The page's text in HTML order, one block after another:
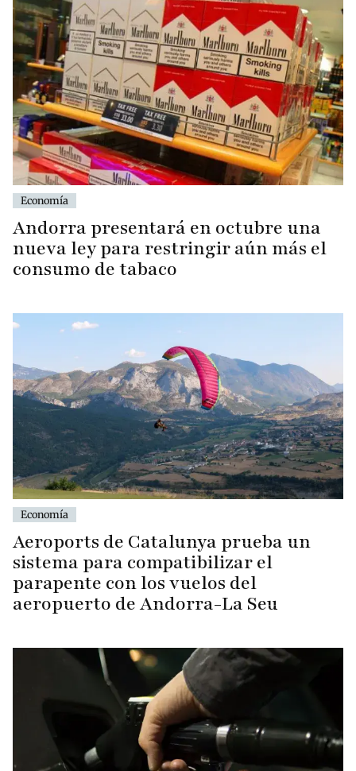
Economía
Andorra presentará en octubre una
nueva ley para restringir aún más el
consumo de tabaco
Economía
Aeroports de Catalunya prueba un
sistema para compatibilizar el
parapente con los vuelos del
aeropuerto de Andorra-La Seu